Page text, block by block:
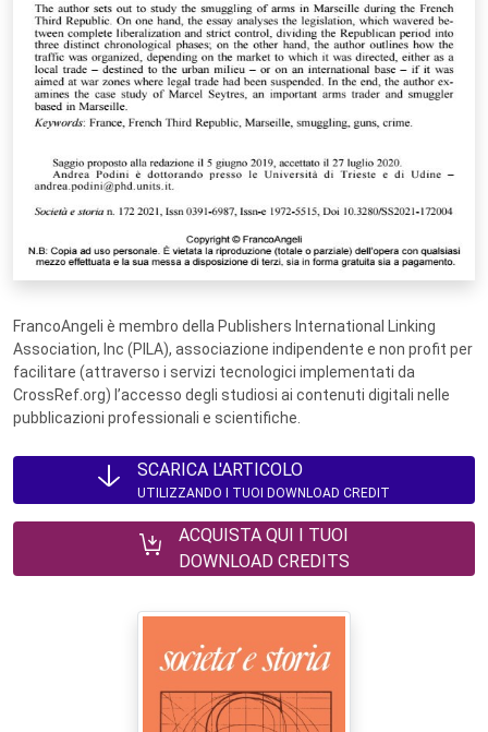
FrancoAngeli è membro della Publishers International Linking
Association, Inc (PILA), associazione indipendente e non profit per
facilitare (attraverso i servizi tecnologici implementati da
CrossRef.org) l’accesso degli studiosi ai contenuti digitali nelle
pubblicazioni professionali e scientifiche.
SCARICA L'ARTICOLO
UTILIZZANDO I TUOI DOWNLOAD CREDIT
ACQUISTA QUI I TUOI
DOWNLOAD CREDITS